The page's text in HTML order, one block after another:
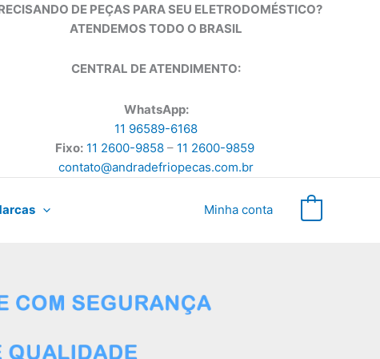
DE PEÇAS PARA SEU ELETRODOMÉSTICO?
ATENDEMOS TODO O BRASIL
CENTRAL DE ATENDIMENTO:
WhatsApp:
11 96589-6168
Fixo: 11 2600-9858– 11 2600-9859
contato@andradefriopecas.com.br
Minha conta